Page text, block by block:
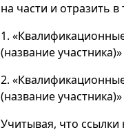
на части и отразить
1.
(название
2.
(название
Учитывая, что ссылки